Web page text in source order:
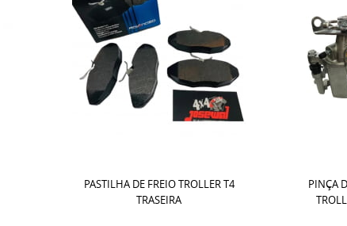
PASTILHA DE FREIO TROLLER T4
TRASEIRA
PINÇA